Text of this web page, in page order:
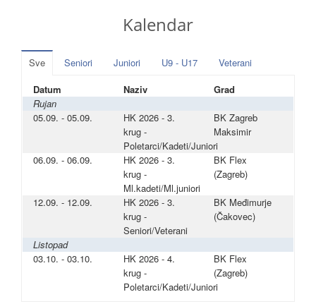
Kalendar
Sve Seniori Juniori U9 - U17
Veterani
Datum
Naziv
Grad
Rujan
05.09. - 05.09.
HK 2026 - 3.
krug -
Poletarci/Kadeti/Juniori
BK Zagreb
Maksimir
06.09. - 06.09.
HK 2026 - 3.
krug -
Ml.kadeti/Ml.juniori
BK Flex
(Zagreb)
12.09. - 12.09.
HK 2026 - 3.
krug -
Seniori/Veterani
BK Međimurje
(Čakovec)
Listopad
03.10. - 03.10.
HK 2026 - 4.
krug -
Poletarci/Kadeti/Juniori
BK Flex
(Zagreb)